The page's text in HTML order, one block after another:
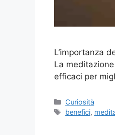
L’importanza
La
efficaci per
Categorie
Curiosità
Tag
benefici,